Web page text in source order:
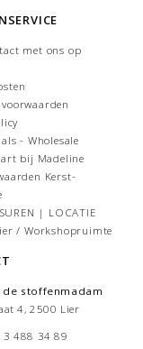
met ons op
- Wholesale
bij Madeline
Kerst-
| LOCATIE
/ Workshopruimte
de stoffenmadam
4, 2500 Lier
3 488 34 89